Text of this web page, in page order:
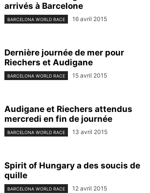
arrivés à Barcelone
BARCELONA WORLD RACE 16 avril 2015
Dernière journée de mer pour
Riechers et Audigane
BARCELONA WORLD RACE 15 avril 2015
Audigane et Riechers attendus
mercredi en fin de journée
BARCELONA WORLD RACE 13 avril 2015
Spirit of Hungary a des soucis de
quille
BARCELONA WORLD RACE 12 avril 2015